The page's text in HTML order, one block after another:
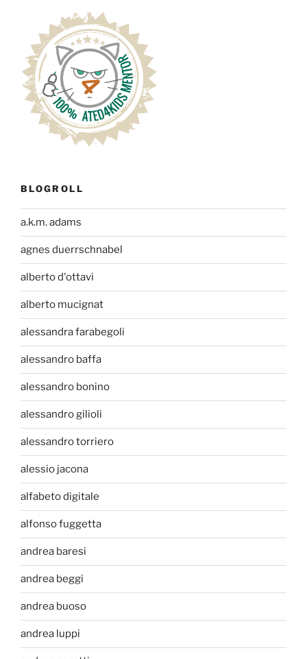
BLOGROLL
a.k.m. adams
agnes duerrschnabel
alberto d'ottavi
alberto mucignat
alessandra farabegoli
alessandro baffa
alessandro bonino
alessandro gilioli
alessandro torriero
alessio jacona
alfabeto digitale
alfonso fuggetta
andrea baresi
andrea beggi
andrea buoso
andrea luppi